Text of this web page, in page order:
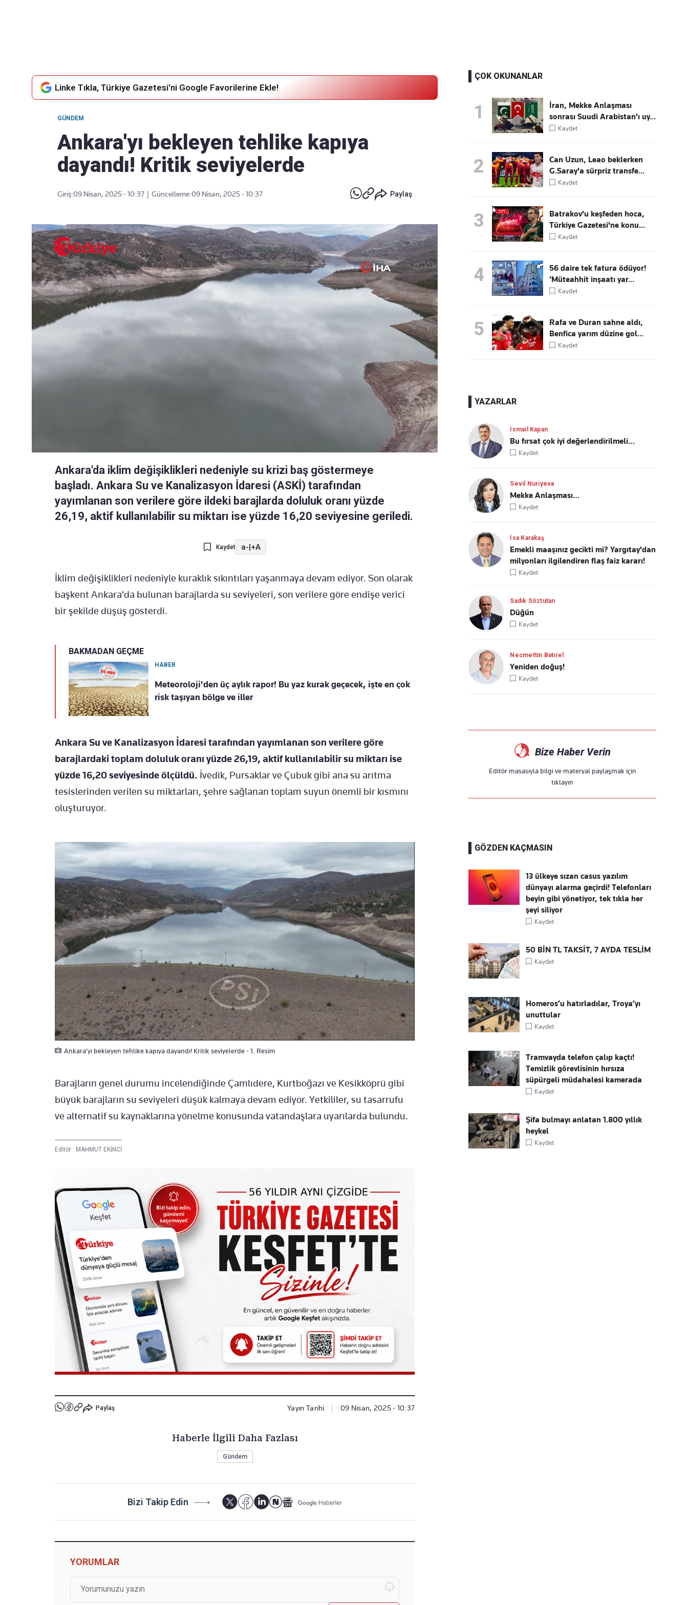
Linke Tıkla, Türkiye Gazetesi'ni Google Favorilerine Ekle!
GÜNDEM
Ankara'yı bekleyen tehlike kapıya
dayandı! Kritik seviyelerde
Giriş:09 Nisan, 2025 - 10:37 Güncelleme:09 Nisan, 2025 - 10:37 Paylaş
Ankara'da iklim değişiklikleri nedeniyle su krizi baş göstermeye
başladı. Ankara Su ve Kanalizasyon İdaresi (ASKİ) tarafından
yayımlanan son verilere göre ildeki barajlarda doluluk oranı yüzde
26,19, aktif kullanılabilir su miktarı ise yüzde 16,20 seviyesine geriledi.
Kaydet a-|+A
İklim değişiklikleri nedeniyle kuraklık sıkıntıları yaşanmaya devam ediyor. Son olarak
başkent Ankara'da bulunan barajlarda su seviyeleri, son verilere göre endişe verici
bir şekilde düşüş gösterdi.
BAKMADAN GEÇME
HABER
Meteoroloji'den üç aylık rapor! Bu yaz kurak geçecek, işte en çok
risk taşıyan bölge ve iller
Ankara Su ve Kanalizasyon İdaresi tarafından yayımlanan son verilere göre
barajlardaki toplam doluluk oranı yüzde 26,19, aktif kullanılabilir su miktarı ise
yüzde 16,20 seviyesinde ölçüldü. İvedik, Pursaklar ve Çubuk gibi ana su arıtma
tesislerinden verilen su miktarları, şehre sağlanan toplam suyun önemli bir kısmını
oluşturuyor.
Ankara'yı bekleyen tehlike kapıya dayandı! Kritik seviyelerde - 1. Resim
Barajların genel durumu incelendiğinde Çamlıdere, Kurtboğazı ve Kesikköprü gibi
büyük barajların su seviyeleri düşük kalmaya devam ediyor. Yetkililer, su tasarrufu
ve alternatif su kaynaklarına yönelme konusunda vatandaşlara uyarılarda bulundu.
Editör : MAHMUT EKİNCİ
Paylaş Yayın Tarihi 09 Nisan, 2025 - 10:37
Haberle İlgili Daha Fazlası
Gündem
Bizi Takip Edin
YORUMLAR
ÇOK OKUNANLAR
1
İran, Mekke Anlaşması
sonrası Suudi Arabistan'ı uy...
Kaydet
2
Can Uzun, Leao beklerken
G.Saray'a sürpriz transfe...
Kaydet
3
Batrakov'u keşfeden hoca,
Türkiye Gazetesi'ne konu...
Kaydet
4
56 daire tek fatura ödüyor!
‘Müteahhit inşaatı yar...
Kaydet
5
Rafa ve Duran sahne aldı,
Benfica yarım düzine gol...
Kaydet
YAZARLAR
İsmail Kapan
Bu fırsat çok iyi değerlendirilmeli…
Kaydet
Sevil Nuriyeva
Mekke Anlaşması…
Kaydet
İsa Karakaş
Emekli maaşınız gecikti mi? Yargıtay'dan
milyonları ilgilendiren flaş faiz kararı!
Kaydet
Sadık Söztutan
Düğün
Kaydet
Necmettin Batırel
Yeniden doğuş!
Kaydet
Bize Haber Verin
Editör masasıyla bilgi ve materyal paylaşmak için
tıklayın
GÖZDEN KAÇMASIN
13 ülkeye sızan casus yazılım
dünyayı alarma geçirdi! Telefonları
beyin gibi yönetiyor, tek tıkla her
şeyi siliyor
Kaydet
50 BİN TL TAKSİT, 7 AYDA TESLİM
Kaydet
Homeros’u hatırladılar, Troya’yı
unuttular
Kaydet
Tramvayda telefon çalıp kaçtı!
Temizlik görevlisinin hırsıza
süpürgeli müdahalesi kamerada
Kaydet
Şifa bulmayı anlatan 1.800 yıllık
heykel
Kaydet